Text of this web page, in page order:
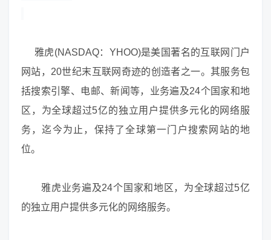
雅虎(NASDAQ：YHOO)是美国著名的互联网门户
网站，20世纪末互联网奇迹的创造者之一。其服务包
括搜索引擎、电邮、新闻等，业务遍及24个国家和地
区，为全球超过5亿的独立用户提供多元化的网络服
务，迄今为止，保持了全球第一门户搜索网站的地
位。
雅虎业务遍及24个国家和地区，为全球超过5亿
的独立用户提供多元化的网络服务。